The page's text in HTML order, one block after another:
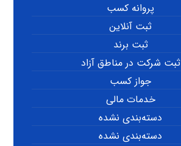
پروانه کسب
ثبت آنلاین
ثبت برند
ثبت شرکت در مناطق آزاد
جواز کسب
خدمات مالی
دسته‌بندی نشده
دسته‌بندی نشده